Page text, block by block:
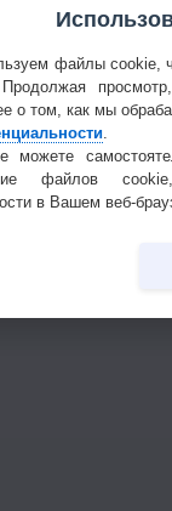
файлы cookie,
о том, как мы
можете
файлов
в Вашем веб-